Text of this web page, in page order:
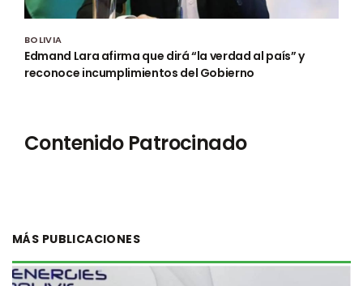
BOLIVIA
Edmand Lara afirma que dirá “la verdad al país” y
reconoce incumplimientos del Gobierno
Contenido Patrocinado
MÁS PUBLICACIONES